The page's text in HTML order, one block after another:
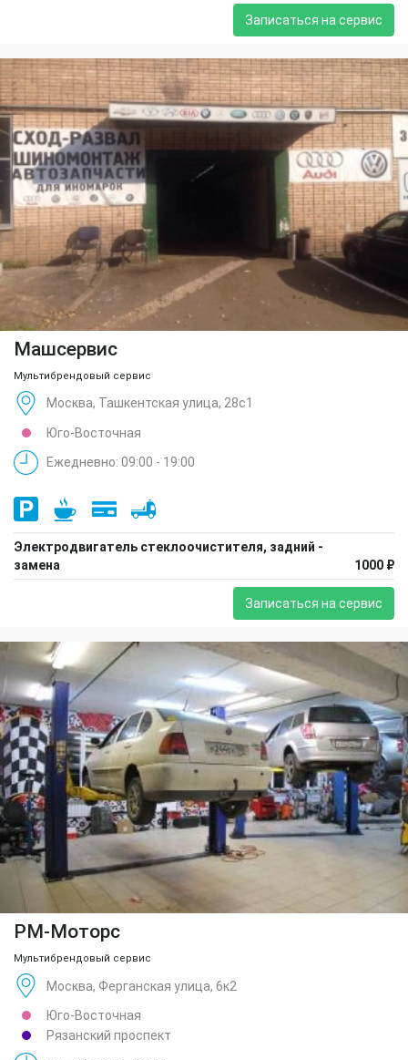
Записаться на сервис
Машсервис
Мультибрендовый сервис
Москва, Ташкентская улица, 28с1
Юго-Восточная
Ежедневно: 09:00 - 19:00
Электродвигатель стеклоочистителя, задний -
замена
1000 ₽
Записаться на сервис
РМ-Моторс
Мультибрендовый сервис
Москва, Ферганская улица, 6к2
Юго-Восточная
Рязанский проспект